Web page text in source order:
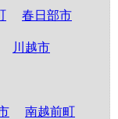
春日部市
川越市
南越前町